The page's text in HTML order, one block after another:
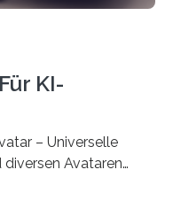
KI-
– Universelle
Avataren
Euro. Dabei